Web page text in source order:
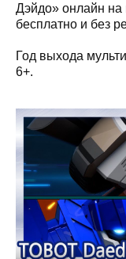
Дэйдо» онлайн на
бесплатно и без
Год выхода
6+.